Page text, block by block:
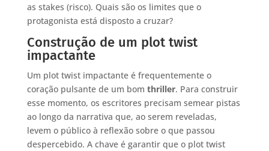
as stakes (risco). Quais são os limites que o
protagonista está disposto a cruzar?
Construção de um plot twist
impactante
Um plot twist impactante é frequentemente o
coração pulsante de um bom thriller. Para construir
esse momento, os escritores precisam semear pistas
ao longo da narrativa que, ao serem reveladas,
levem o público à reflexão sobre o que passou
despercebido. A chave é garantir que o plot twist